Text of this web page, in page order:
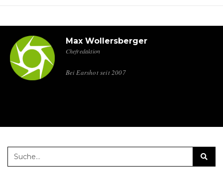
Max Wollersberger
Chefredaktion
Bei Earshot seit 2007